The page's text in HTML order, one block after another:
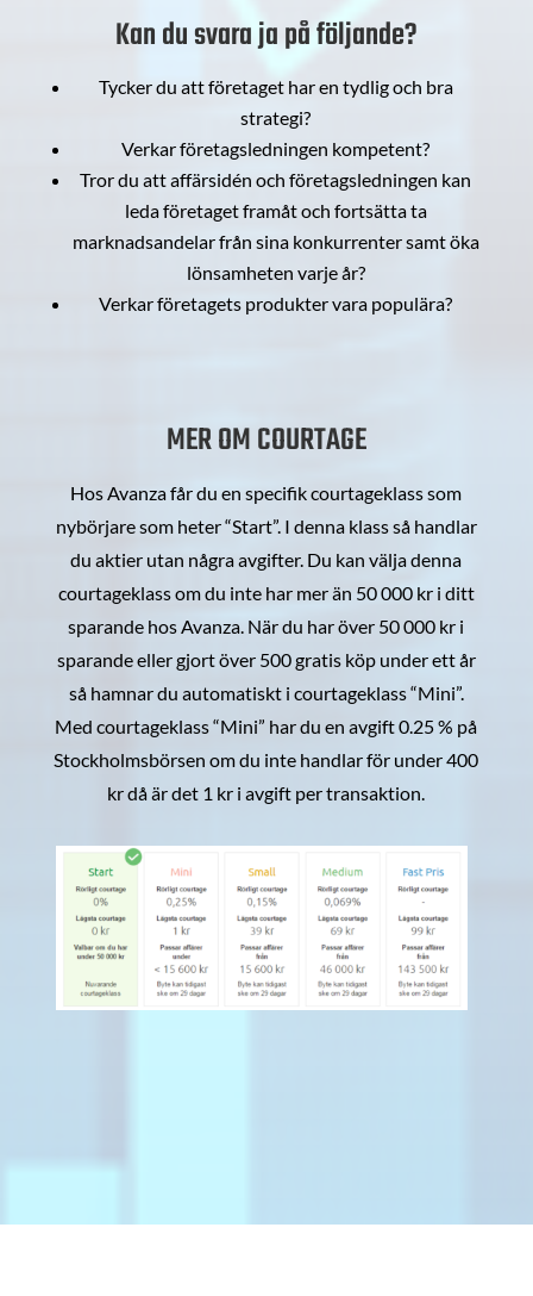
Kan du svara ja på följande?
Tycker du att företaget har en tydlig och bra
strategi?
Verkar företagsledningen kompetent?
Tror du att affärsidén och företagsledningen kan
leda företaget framåt och fortsätta ta
marknadsandelar från sina konkurrenter samt öka
lönsamheten varje år?
Verkar företagets produkter vara populära?
MER OM COURTAGE
Hos Avanza får du en specifik courtageklass som
nybörjare som heter “Start”. I denna klass så handlar
du aktier utan några avgifter. Du kan välja denna
courtageklass om du inte har mer än 50 000 kr i ditt
sparande hos Avanza. När du har över 50 000 kr i
sparande eller gjort över 500 gratis köp under ett år
så hamnar du automatiskt i courtageklass “Mini”.
Med courtageklass “Mini” har du en avgift 0.25 % på
Stockholmsbörsen om du inte handlar för under 400
kr då är det 1 kr i avgift per transaktion.